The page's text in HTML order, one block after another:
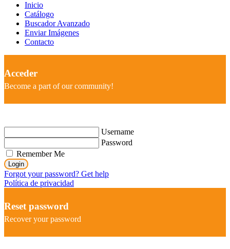
Inicio
Catálogo
Buscador Avanzado
Enviar Imágenes
Contacto
Acceder
Become a part of our community!
Username
Password
Remember Me
Login
Forgot your password? Get help
Política de privacidad
Reset password
Recover your password